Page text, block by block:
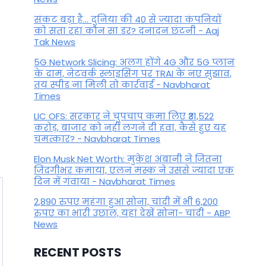
By June 17, 2023
संकट बड़ा है... दुनिया की 40 से ज्यादा कंपनियों
को सता रहा कौन सा डर? दनादन छंटनी - Aaj
Tak News
5G Network Slicing: अलग होंगे 4G और 5G प्लान
के दाम, नेटवर्क स्लाइसिंग पर TRAI के नए सुझाव,
तय स्पीड ना मिली तो कार्रवाई - Navbharat
Times
LIC OFS: सरकार ने चुपचाप कमा लिए ₹31,522
करोड़, बाजार को नहीं लगने दी हवा, कैसे हुए यह
चमत्कार? - Navbharat Times
Elon Musk Net Worth: मुकेश अंबानी ने जितना
जिंदगीभर कमाया, एलन मस्क ने उससे ज्यादा एक
दिन में गंवाया - Navbharat Times
2,890 रुपए महंगा हुआ सोना, चांदी में भी 6,200
रुपए का भारी उछाल, यहां देखें सोना- चांदी - ABP
News
RECENT POSTS